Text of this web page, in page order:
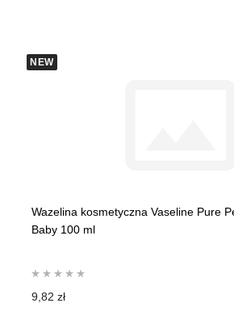
NEW
Wazelina kosmetyczna Vaseline Pure
Baby 100 ml
9,82 zł